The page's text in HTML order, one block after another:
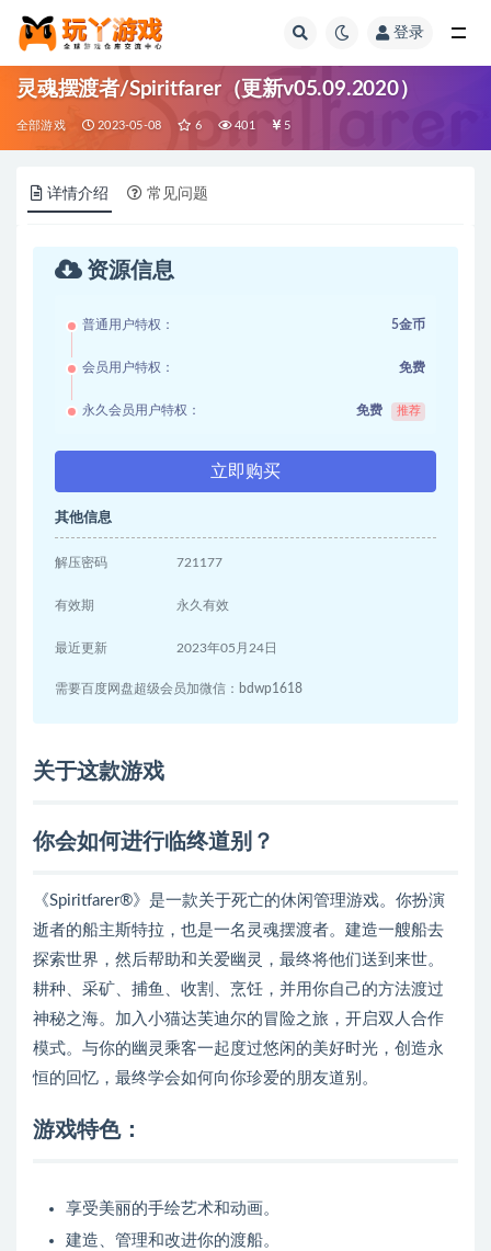
登录
灵魂摆渡者/Spiritfarer（更新v05.09.2020）
全部游戏 2023-05-08 6 401 5
详情介绍 常见问题
资源信息
普通用户特权： 5金币
会员用户特权： 免费
永久会员用户特权： 免费 推荐
立即购买
其他信息
解压密码 721177
有效期 永久有效
最近更新 2023年05月24日
需要百度网盘超级会员加微信：bdwp1618
关于这款游戏
你会如何进行临终道别？
《Spiritfarer®》是一款关于死亡的休闲管理游戏。你扮演
逝者的船主斯特拉，也是一名灵魂摆渡者。建造一艘船去
探索世界，然后帮助和关爱幽灵，最终将他们送到来世。
耕种、采矿、捕鱼、收割、烹饪，并用你自己的方法渡过
神秘之海。加入小猫达芙迪尔的冒险之旅，开启双人合作
模式。与你的幽灵乘客一起度过悠闲的美好时光，创造永
恒的回忆，最终学会如何向你珍爱的朋友道别。
游戏特色：
享受美丽的手绘艺术和动画。
建造、管理和改进你的渡船。